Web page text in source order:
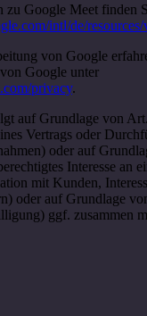
zu Google Meet finden
intl/de/
von Google
Google unter
privacy.
auf Grundlage von
Vertrags oder
oder auf
Interesse an
mit Kunden,
oder auf Grundlage
ggf. zusammen